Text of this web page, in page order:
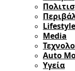
Lifestyle
Media
Auto
Υγεία